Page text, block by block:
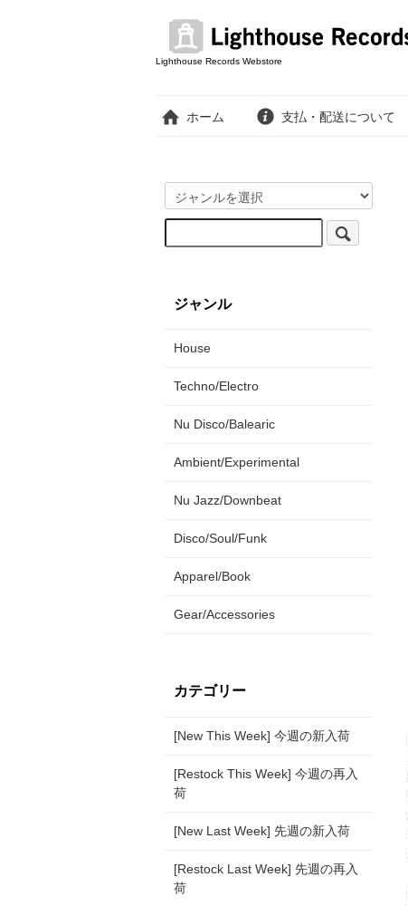
Lighthouse Records Webstore
ホーム 支払・配送について
ジャンル
House
Techno/Electro
Nu Disco/Balearic
Ambient/Experimental
Nu Jazz/Downbeat
Disco/Soul/Funk
Apparel/Book
Gear/Accessories
カテゴリー
[New This Week] 今週の新入荷
[Restock This Week] 今週の再入
荷
[New Last Week] 先週の新入荷
[Restock Last Week] 先週の再入
荷